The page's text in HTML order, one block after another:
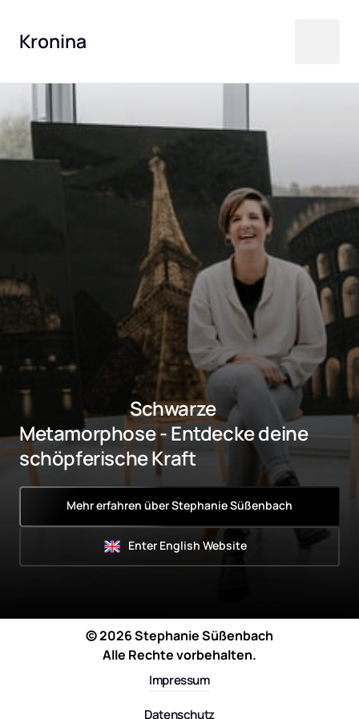
Kronina
                              Schwarze
Metamorphose - Entdecke deine
schöpferische Kraft
Mehr erfahren über Stephanie Süßenbach
Enter English Website
© 2026 Stephanie Süßenbach
Alle Rechte vorbehalten.
Impressum
Datenschutz